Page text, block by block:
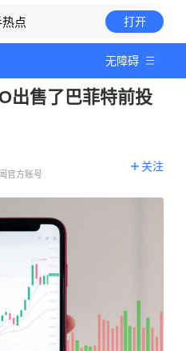
热点 打开
无障碍
出售了巴菲特前投
官方账号
关注